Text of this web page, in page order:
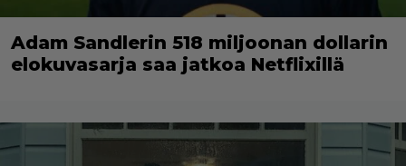
Adam Sandlerin 518 miljoonan dollarin
elokuvasarja saa jatkoa Netflixillä